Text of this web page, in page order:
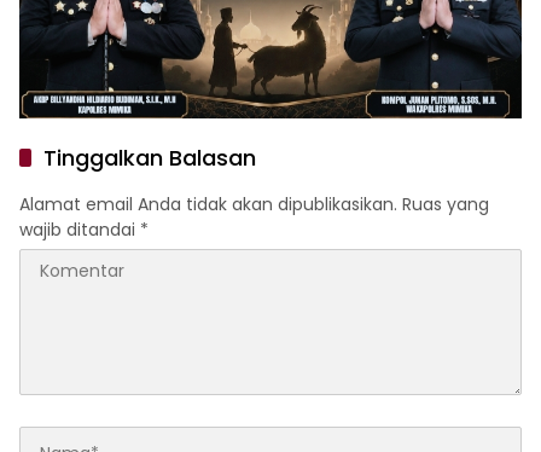
Tinggalkan Balasan
Alamat email Anda tidak akan dipublikasikan. Ruas yang
wajib ditandai *